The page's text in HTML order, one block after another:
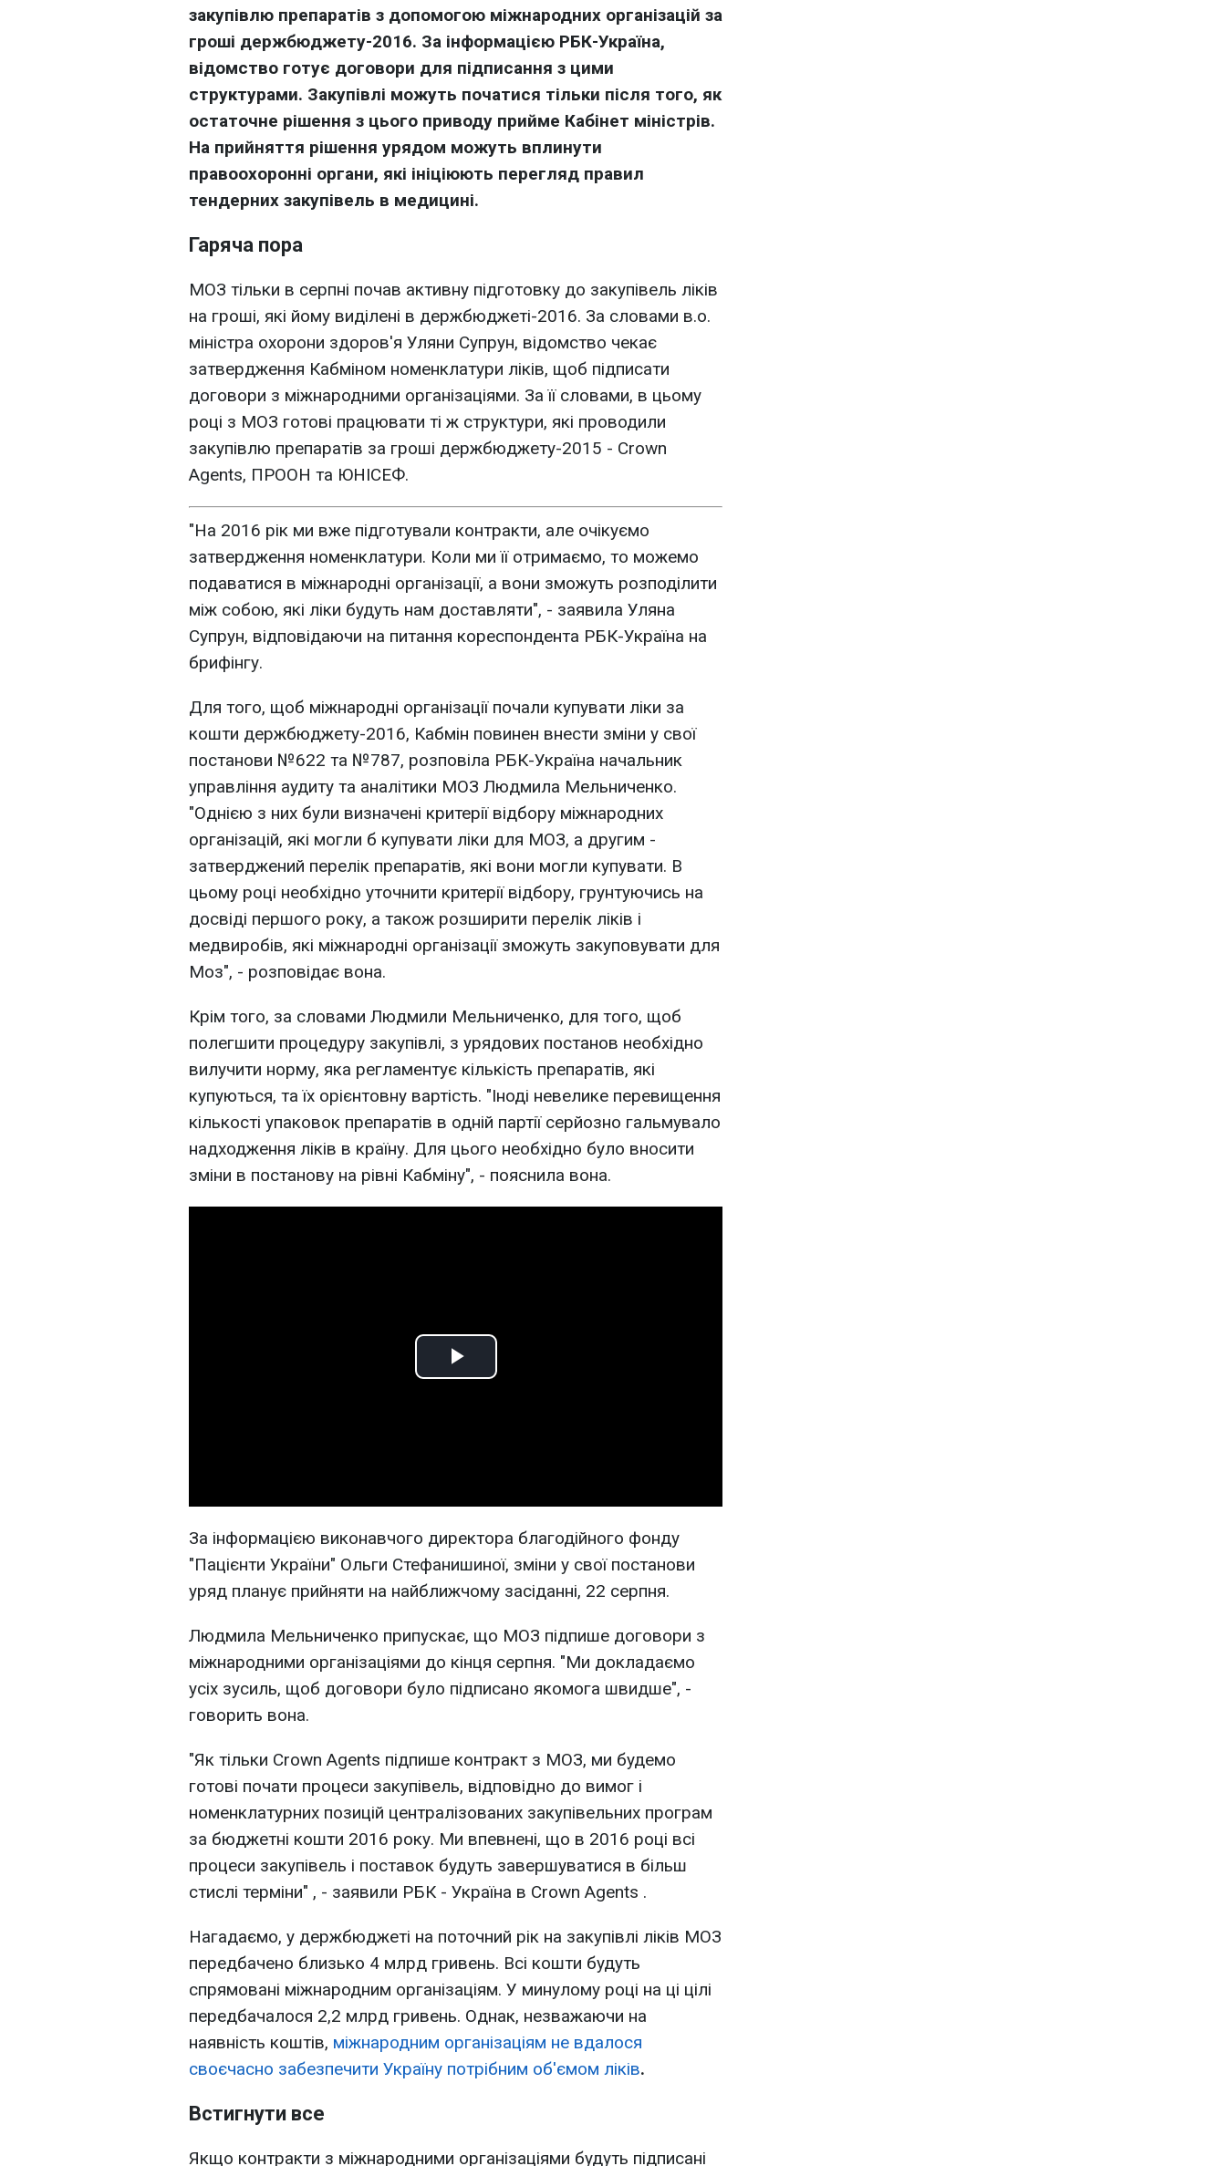
закупівлю препаратів з допомогою міжнародних організацій за
гроші держбюджету-2016. За інформацією РБК-Україна,
відомство готує договори для підписання з цими
структурами. Закупівлі можуть початися тільки після того, як
остаточне рішення з цього приводу прийме Кабінет міністрів.
На прийняття рішення урядом можуть вплинути
правоохоронні органи, які ініціюють перегляд правил
тендерних закупівель в медицині.
Гаряча пора
МОЗ тільки в серпні почав активну підготовку до закупівель ліків
на гроші, які йому виділені в держбюджеті-2016. За словами в.о.
міністра охорони здоров'я Уляни Супрун, відомство чекає
затвердження Кабміном номенклатури ліків, щоб підписати
договори з міжнародними організаціями. За її словами, в цьому
році з МОЗ готові працювати ті ж структури, які проводили
закупівлю препаратів за гроші держбюджету-2015 - Crown
Agents, ПРООН та ЮНІСЕФ.
"На 2016 рік ми вже підготували контракти, але очікуємо
затвердження номенклатури. Коли ми її отримаємо, то можемо
подаватися в міжнародні організації, а вони зможуть розподілити
між собою, які ліки будуть нам доставляти", - заявила Уляна
Супрун, відповідаючи на питання кореспондента РБК-Україна на
брифінгу.
Для того, щоб міжнародні організації почали купувати ліки за
кошти держбюджету-2016, Кабмін повинен внести зміни у свої
постанови №622 та №787, розповіла РБК-Україна начальник
управління аудиту та аналітики МОЗ Людмила Мельниченко.
"Однією з них були визначені критерії відбору міжнародних
організацій, які могли б купувати ліки для МОЗ, а другим -
затверджений перелік препаратів, які вони могли купувати. В
цьому році необхідно уточнити критерії відбору, грунтуючись на
досвіді першого року, а також розширити перелік ліків і
медвиробів, які міжнародні організації зможуть закуповувати для
Моз", - розповідає вона.
Крім того, за словами Людмили Мельниченко, для того, щоб
полегшити процедуру закупівлі, з урядових постанов необхідно
вилучити норму, яка регламентує кількість препаратів, які
купуються, та їх орієнтовну вартість. "Іноді невелике перевищення
кількості упаковок препаратів в одній партії серйозно гальмувало
надходження ліків в країну. Для цього необхідно було вносити
зміни в постанову на рівні Кабміну", - пояснила вона.
Play
За інформацією виконавчого директора благодійного фонду
"Пацієнти України" Ольги Стефанишиної, зміни у свої постанови
уряд планує прийняти на найближчому засіданні, 22 серпня.
Людмила Мельниченко припускає, що МОЗ підпише договори з
міжнародними організаціями до кінця серпня. "Ми докладаємо
усіх зусиль, щоб договори було підписано якомога швидше", -
говорить вона.
"Як тільки Crown Agents підпише контракт з МОЗ, ми будемо
готові почати процеси закупівель, відповідно до вимог і
номенклатурних позицій централізованих закупівельних програм
за бюджетні кошти 2016 року. Ми впевнені, що в 2016 році всі
процеси закупівель і поставок будуть завершуватися в більш
стислі терміни" , - заявили РБК - Україна в Crown Agents .
Нагадаємо, у держбюджеті на поточний рік на закупівлі ліків МОЗ
передбачено близько 4 млрд гривень. Всі кошти будуть
спрямовані міжнародним організаціям. У минулому році на ці цілі
передбачалося 2,2 млрд гривень. Однак, незважаючи на
наявність коштів, міжнародним організаціям не вдалося
своєчасно забезпечити Україну потрібним об'ємом ліків.
Встигнути все
Якщо контракти з міжнародними організаціями будуть підписані